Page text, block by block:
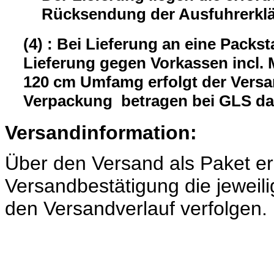
Rücksendung der
(4) : Bei Lieferung an eine
Lieferung gegen Vorkassen incl.
120 cm Umfamg erfolgt der
Verpackung betragen bei GLS
Versandinformation:
Über den Versand als Paket
Versandbestätigung die
den Versandverlauf verfolgen.